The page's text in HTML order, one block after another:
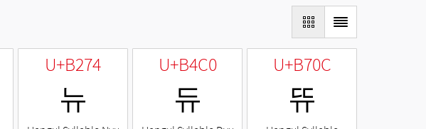
U+B274
뉴
U+B4C0
듀
U+B70C
뜌